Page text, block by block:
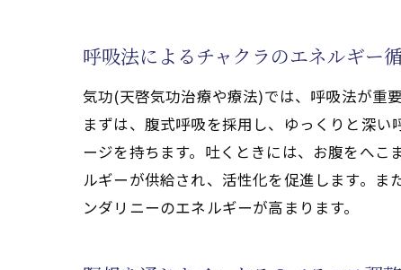
気功(天啓気功治療や
エネルギー目覚めの
エネルギー覚醒を支
エネルギー認識の深
気功(天啓気功治療や療
呼吸法によるチャクラのエネルギー
気功(天啓気功治療や療法)では、呼吸法が重
まずは、腹式呼吸を採用し、ゆっくりと深
ージを持ちます。吐くときには、お腹をへ
ルギーが供給され、活性化を促進します。
ンダリニーのエネルギーが高まります。